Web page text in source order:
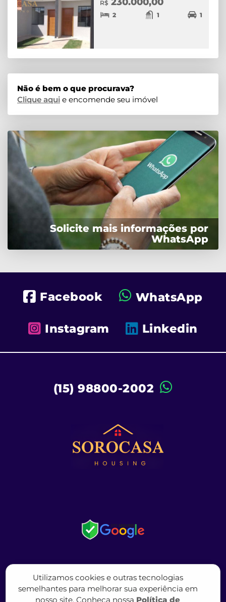
Utilizamos cookies e outras tecnologias
semelhantes para melhorar sua experiência em
nosso site. Conheça nossa Política de
R$
2 1 1
Não é bem o que procurava?
Clique aqui e encomende seu imóvel
Solicite mais informações por
WhatsApp
Facebook WhatsApp
Instagram Linkedin
(15) 98800-2002